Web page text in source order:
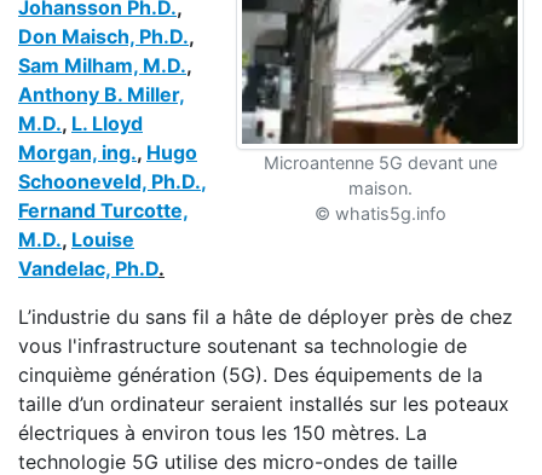
Microantenne 5G devant une
maison.
© whatis5g.info
Johansson Ph.D.,
Don Maisch, Ph.D.,
Sam Milham, M.D.,
Anthony B. Miller,
M.D., L. Lloyd
Morgan, ing., Hugo
Schooneveld, Ph.D.,
Fernand Turcotte,
M.D., Louise
Vandelac, Ph.D.
L’industrie du sans fil a hâte de déployer près de chez
vous l'infrastructure soutenant sa technologie de
cinquième génération (5G). Des équipements de la
taille d’un ordinateur seraient installés sur les poteaux
électriques à environ tous les 150 mètres. La
technologie 5G utilise des micro-ondes de taille